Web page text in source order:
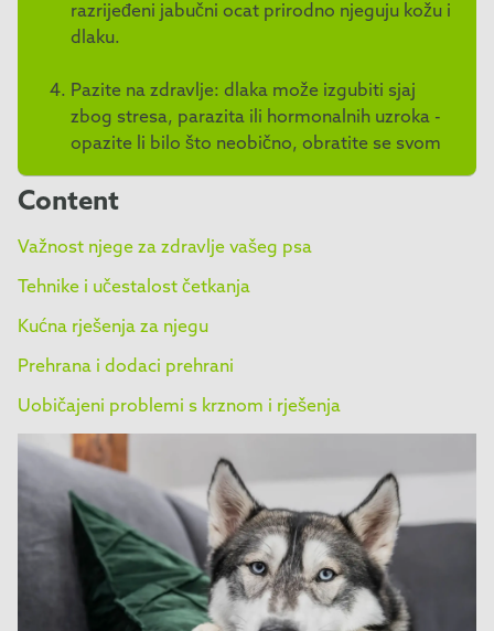
razrijeđeni jabučni ocat prirodno njeguju kožu i
dlaku.
Pazite na zdravlje: dlaka može izgubiti sjaj
zbog stresa, parazita ili hormonalnih uzroka -
opazite li bilo što neobično, obratite se svom
Content
Važnost njege za zdravlje vašeg psa
Tehnike i učestalost četkanja
Kućna rješenja za njegu
Prehrana i dodaci prehrani
Uobičajeni problemi s krznom i rješenja